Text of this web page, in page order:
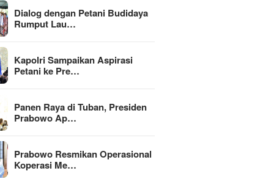
Dialog dengan Petani Budidaya
Rumput Lau…
Kapolri Sampaikan Aspirasi
Petani ke Pre…
Panen Raya di Tuban, Presiden
Prabowo Ap…
Prabowo Resmikan Operasional
Koperasi Me…